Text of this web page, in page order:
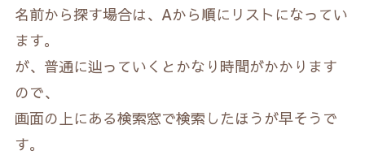
名前から探す場合は、Aから順にリストになってい
ます。
が、普通に辿っていくとかなり時間がかかります
ので、
画面の上にある検索窓で検索したほうが早そうで
す。